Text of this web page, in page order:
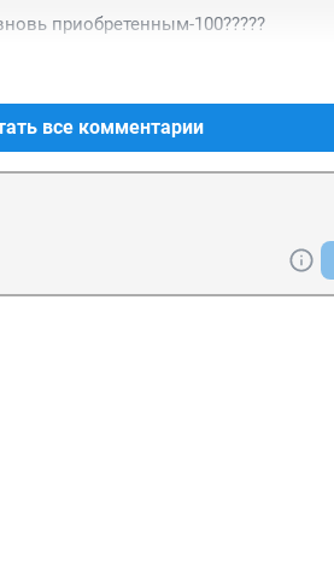
приобретенным-100?????
все комментарии